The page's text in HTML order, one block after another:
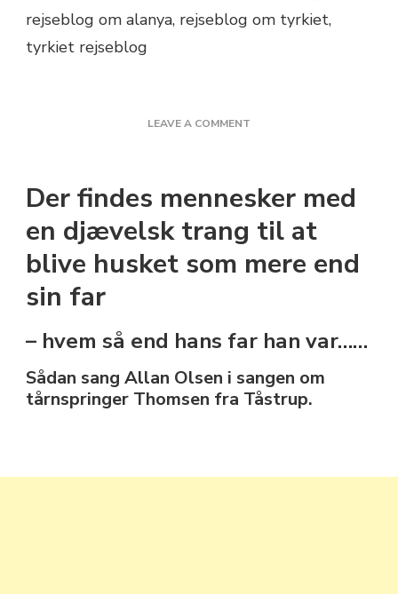
LEAVE A COMMENT
STOLTE
MIG?
Der findes mennesker med
en djævelsk trang til at
blive husket som mere end
sin far
– hvem så end hans far han var……
Sådan sang Allan Olsen i sangen om
tårnspringer Thomsen fra Tåstrup.